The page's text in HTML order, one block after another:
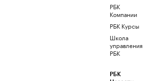
РБК
Компании
РБК Курсы
Школа
управления
РБК
РБК